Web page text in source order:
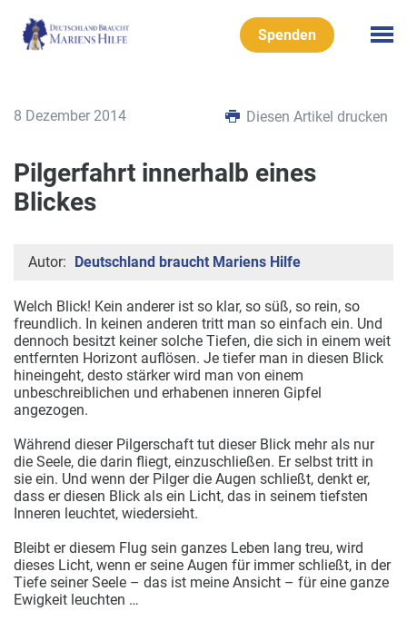
Spenden
8 Dezember 2014 Diesen Artikel drucken
Pilgerfahrt innerhalb eines
Blickes
Autor: Deutschland braucht Mariens Hilfe
Welch Blick! Kein anderer ist so klar, so süß, so rein, so
freundlich. In keinen anderen tritt man so einfach ein. Und
dennoch besitzt keiner solche Tiefen, die sich in einem weit
entfernten Horizont auflösen. Je tiefer man in diesen Blick
hineingeht, desto stärker wird man von einem
unbeschreiblichen und erhabenen inneren Gipfel
angezogen.
Während dieser Pilgerschaft tut dieser Blick mehr als nur
die Seele, die darin fliegt, einzuschließen. Er selbst tritt in
sie ein. Und wenn der Pilger die Augen schließt, denkt er,
dass er diesen Blick als ein Licht, das in seinem tiefsten
Inneren leuchtet, wiedersieht.
Bleibt er diesem Flug sein ganzes Leben lang treu, wird
dieses Licht, wenn er seine Augen für immer schließt, in der
Tiefe seiner Seele – das ist meine Ansicht – für eine ganze
Ewigkeit leuchten …